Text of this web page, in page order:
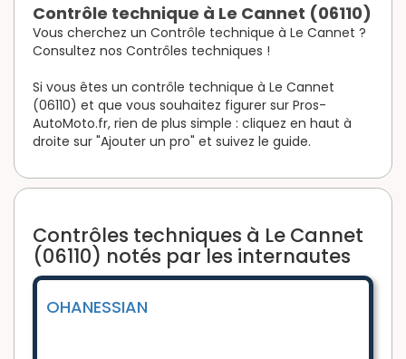
Contrôle technique à Le Cannet (06110)
Vous cherchez un Contrôle technique à Le Cannet ?
Consultez nos Contrôles techniques !
Si vous êtes un contrôle technique à Le Cannet
(06110) et que vous souhaitez figurer sur Pros-
AutoMoto.fr, rien de plus simple : cliquez en haut à
droite sur "Ajouter un pro" et suivez le guide.
Contrôles techniques à Le Cannet
(06110) notés par les internautes
OHANESSIAN